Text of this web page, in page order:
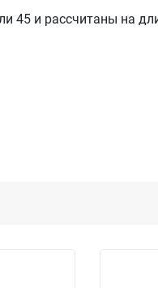
45 и рассчитаны на